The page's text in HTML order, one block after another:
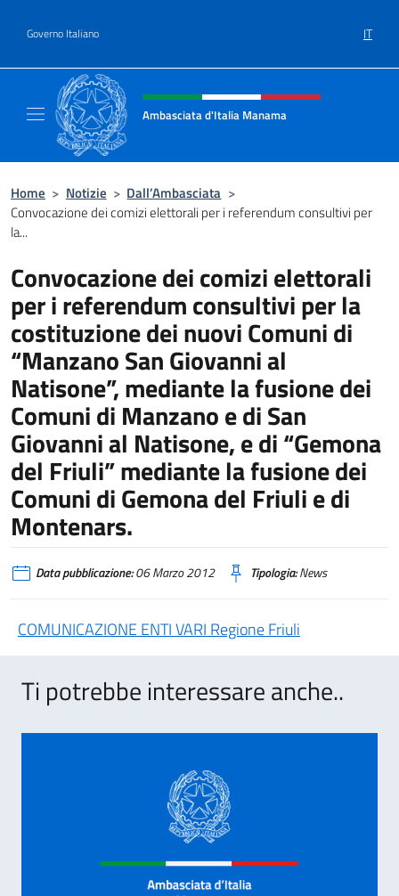
Governo Italiano IT
Intestazione sito, social e menù
Ambasciata d'Italia Manama
Home > Notizie > Dall’Ambasciata >
Convocazione dei comizi elettorali per i referendum consultivi per
la...
Convocazione dei comizi elettorali
per i referendum consultivi per la
costituzione dei nuovi Comuni di
“Manzano San Giovanni al
Natisone”, mediante la fusione dei
Comuni di Manzano e di San
Giovanni al Natisone, e di “Gemona
del Friuli” mediante la fusione dei
Comuni di Gemona del Friuli e di
Montenars.
Data pubblicazione:06 Marzo 2012 Tipologia:News
COMUNICAZIONE ENTI VARI Regione Friuli
Ti potrebbe interessare anche..